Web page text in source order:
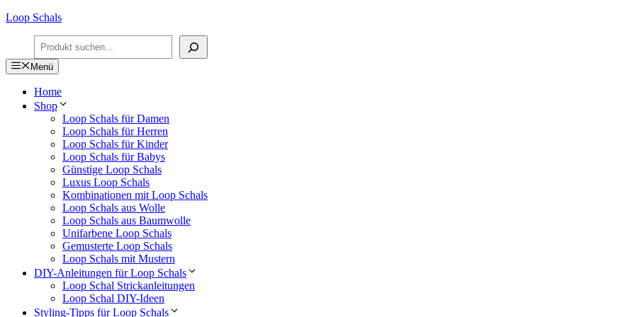
Zum
springen
Loop Schals
Suchen
Menü
Home
Shop
Loop Schals für Damen
Loop Schals für Herren
Loop Schals für Kinder
Loop Schals für Babys
Günstige Loop Schals
Luxus Loop Schals
Kombinationen mit Loop Schals
Loop Schals aus Wolle
Loop Schals aus Baumwolle
Unifarbene Loop Schals
Gemusterte Loop Schals
Loop Schals mit Mustern
DIY-Anleitungen für Loop Schals
Loop Schal Strickanleitungen
Loop Schal DIY-Ideen
Styling-Tipps für Loop Schals